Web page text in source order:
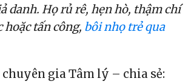
danh. Họ rủ rê, hẹn hò, thậm chí
tấn công, bôi nhọ trẻ qua
gia Tâm lý – chia sẻ: